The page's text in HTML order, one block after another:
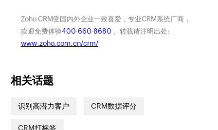
Zoho CRM受国内外企业一致喜爱，专业CRM系统厂商，
欢迎免费体验400-660-8680 ， 转载请注明出处:
www.zoho.com.cn/crm/
相关话题
识别高潜力客户 CRM数据评分
CRM打标签